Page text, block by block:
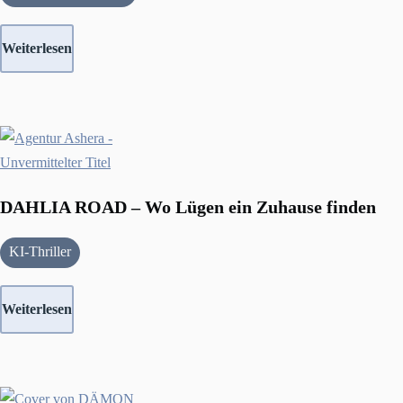
Weiterlesen
DAHLIA ROAD – Wo Lügen ein Zuhause finden
KI-Thriller
Weiterlesen